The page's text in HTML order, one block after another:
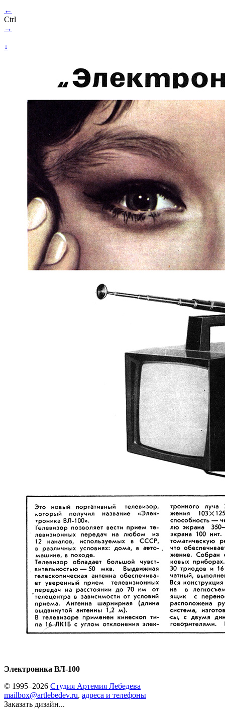
←
Ctrl
→
↓
Электроника ВЛ-100
© 1995–2026 Студия Артемия Лебедева
mailbox@artlebedev.ru, адреса и телефоны
Заказать дизайн...